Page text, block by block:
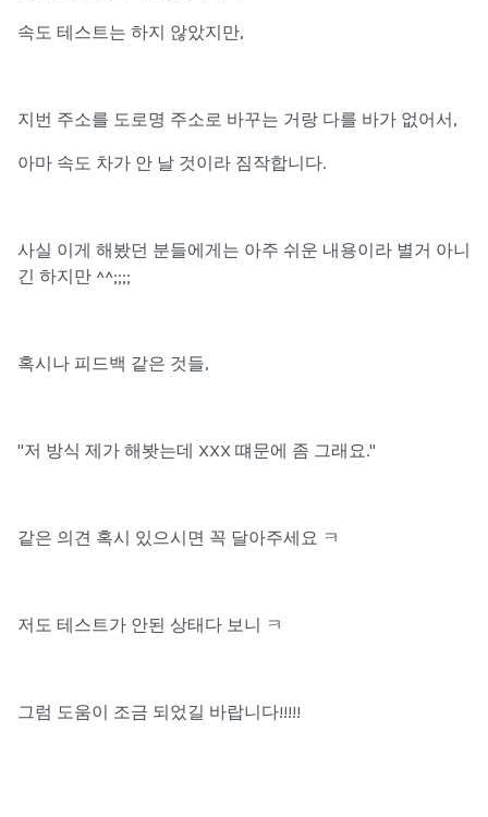
속도 테스트는 하지 않았지만,
지번 주소를 도로명 주소로 바꾸는 거랑 다를 바가 없어서,
아마 속도 차가 안 날 것이라 짐작합니다.
사실 이게 해봤던 분들에게는 아주 쉬운 내용이라 별거 아니
긴 하지만 ^^;;;;
혹시나 피드백 같은 것들,
"저 방식 제가 해봣는데 XXX 떄문에 좀 그래요."
같은 의견 혹시 있으시면 꼭 달아주세요 ㅋ
저도 테스트가 안된 상태다 보니 ㅋ
그럼 도움이 조금 되었길 바랍니다!!!!!